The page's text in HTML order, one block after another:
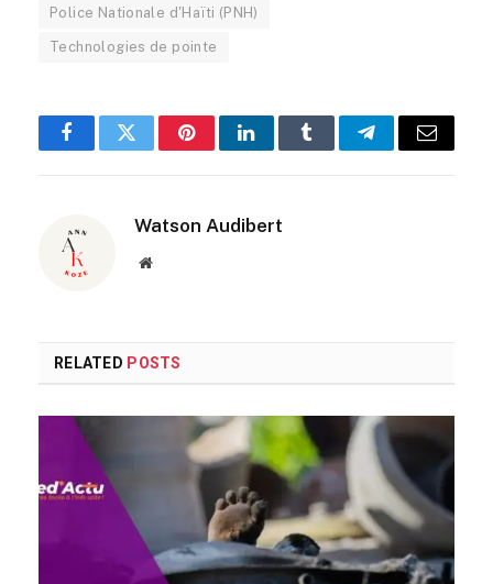
Police Nationale d'Haïti (PNH)
Technologies de pointe
FacebookTwitterPinterestLinkedInTumblrTelegramEmail
Watson Audibert
Website
RELATED POSTS